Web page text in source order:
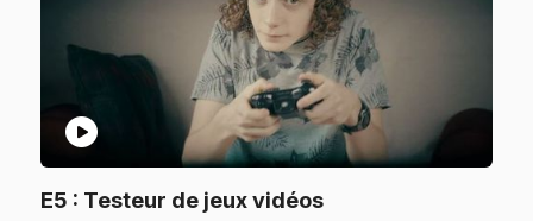
play_circle
E5 : Testeur de jeux vidéos.